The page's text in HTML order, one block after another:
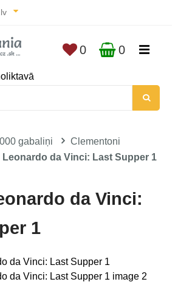
0 0
gabaliņi
Clementoni
Leonardo da Vinci: Last Supper 1
da Vinci:
1